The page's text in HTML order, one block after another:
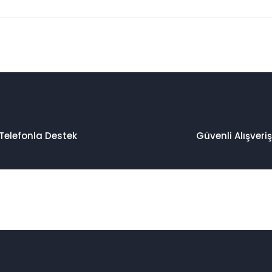
Telefonla Destek Güvenli Alışveriş